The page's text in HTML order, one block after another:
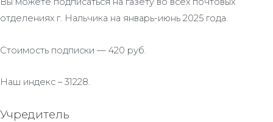
отделениях г. Нальчика на январь-июнь 2025 года.
Стоимость подписки — 420 руб.
Наш индекс – 31228.
Учредитель